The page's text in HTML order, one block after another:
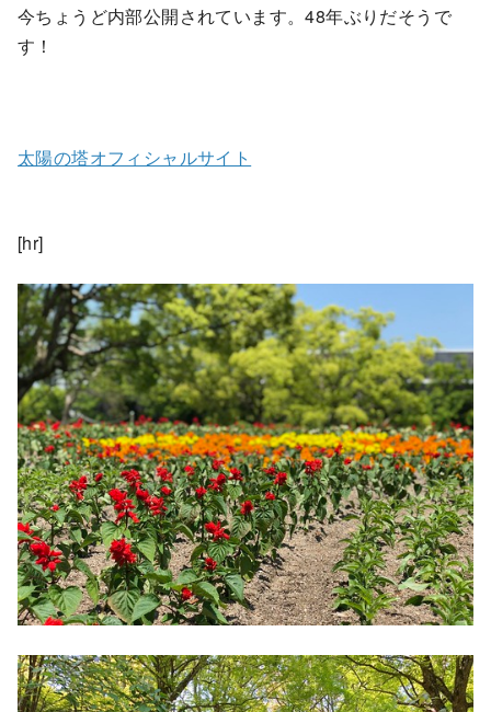
今ちょうど内部公開されています。48年ぶりだそうで
す！
太陽の塔オフィシャルサイト
[hr]